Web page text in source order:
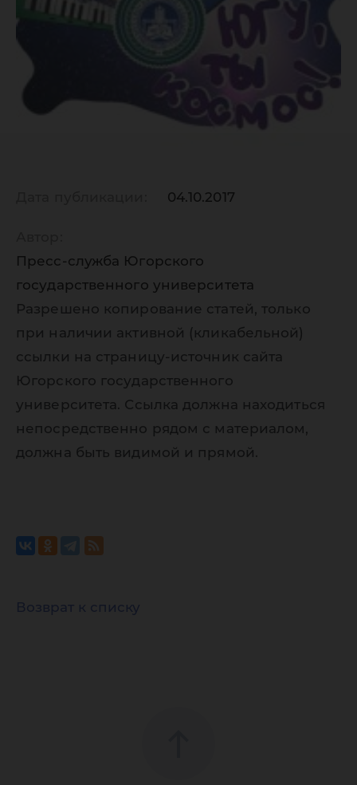
04.10.2017
Пресс-служба Югорского
государственного университета
Разрешено копирование статей, только
при наличии активной (кликабельной)
ссылки на страницу-источник сайта
Югорского государственного
университета. Ссылка должна находиться
непосредственно рядом с материалом,
должна быть видимой и прямой.
Возврат к списку